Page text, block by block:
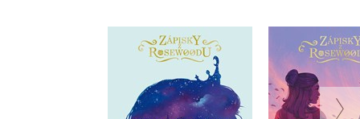
Zápisky z
Rosewoodu -
Princezna v utajení
Connie Glynnová
Navždy
Connie